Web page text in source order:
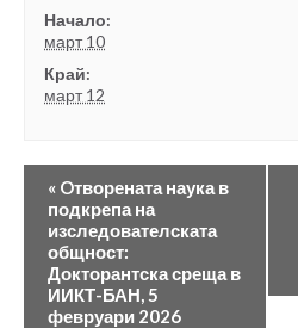
Начало:
март 10
Край:
март 12
« Oтворената наука в
подкрепа на
изследователската
общност:
Докторантска среща в
ИИКТ-БАН, 5
февруари 2026